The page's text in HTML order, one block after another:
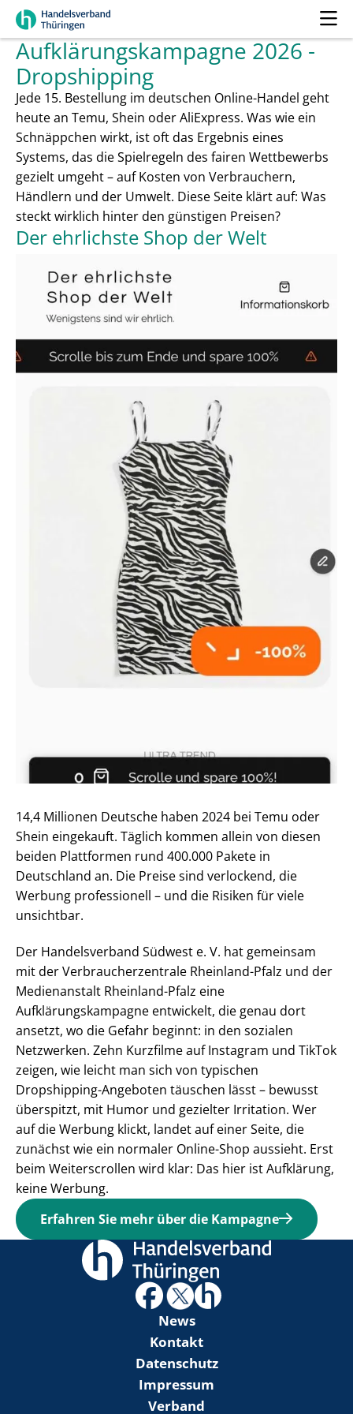
Aufklärungskampagne 2026 -
Dropshipping
Jede 15. Bestellung im deutschen Online-Handel geht
heute an Temu, Shein oder AliExpress. Was wie ein
Schnäppchen wirkt, ist oft das Ergebnis eines
Systems, das die Spielregeln des fairen Wettbewerbs
gezielt umgeht – auf Kosten von Verbrauchern,
Händlern und der Umwelt. Diese Seite klärt auf: Was
steckt wirklich hinter den günstigen Preisen?
Der ehrlichste Shop der Welt
14,4 Millionen Deutsche haben 2024 bei Temu oder
Shein eingekauft. Täglich kommen allein von diesen
beiden Plattformen rund 400.000 Pakete in
Deutschland an. Die Preise sind verlockend, die
Werbung professionell – und die Risiken für viele
unsichtbar.
Der Handelsverband Südwest e. V. hat gemeinsam
mit der Verbraucherzentrale Rheinland-Pfalz und der
Medienanstalt Rheinland-Pfalz eine
Aufklärungskampagne entwickelt, die genau dort
ansetzt, wo die Gefahr beginnt: in den sozialen
Netzwerken. Zehn Kurzfilme auf Instagram und TikTok
zeigen, wie leicht man sich von typischen
Dropshipping-Angeboten täuschen lässt – bewusst
überspitzt, mit Humor und gezielter Irritation. Wer
auf die Werbung klickt, landet auf einer Seite, die
zunächst wie ein normaler Online-Shop aussieht. Erst
beim Weiterscrollen wird klar: Das hier ist Aufklärung,
keine Werbung.
Erfahren Sie mehr über die Kampagne
News
Kontakt
Datenschutz
Impressum
Verband